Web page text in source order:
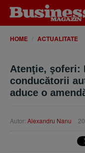
HOME ACTUALITATE
Atenţie, şoferi:
conducătorii
aduce o
Autor: Alexandru Nanu